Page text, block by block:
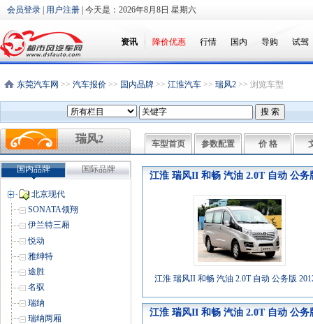
会员登录 用户注册 | 今天是： 2026年8月8日 星期六
资讯 降价优惠 行情 国内 导购 试驾
东莞汽车网 >> 汽车报价 >> 国内品牌 >> 江淮汽车 >> 瑞风2 >> 浏览车型
瑞风2 车型首页 参数配置 价 格
江淮 瑞风II 和畅 汽油 2.0T 自动 公
江淮 瑞风II 和畅 汽油 2.0T 自动 公务版
江淮 瑞风II 和畅 汽油 2.0T 自动 公
国内品牌 国际品牌
北京现代
SONATA领翔
伊兰特三厢
悦动
雅绅特
途胜
名驭
瑞纳
瑞纳两厢